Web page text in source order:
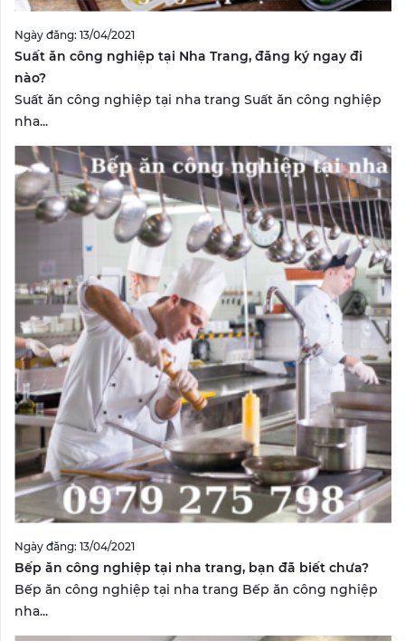
Ngày đăng: 13/04/2021
Suất ăn công nghiệp tại Nha Trang, đăng ký ngay đi
nào?
Suất ăn công nghiệp tại nha trang Suất ăn công nghiệp
nha...
Ngày đăng: 13/04/2021
Bếp ăn công nghiệp tại nha trang, bạn đã biết chưa?
Bếp ăn công nghiệp tại nha trang Bếp ăn công nghiệp
nha...